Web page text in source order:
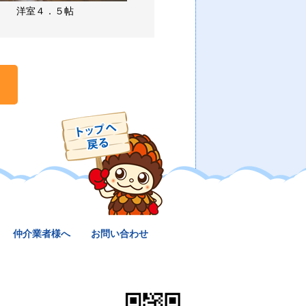
洋室４．５帖
仲介業者様へ お問い合わせ